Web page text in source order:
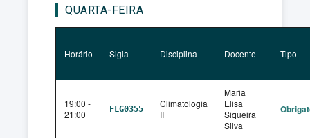
QUARTA-FEIRA
Horário Sigla Disciplina Docente Tipo
19:00 -
21:00
FLG0355
Climatologia
II
Maria
Elisa
Siqueira
Silva